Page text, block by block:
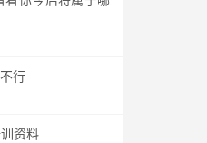
行
资料